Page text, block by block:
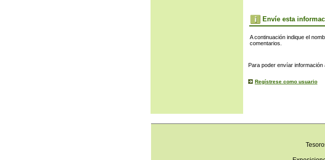
Envíe esta
A continuación indique el
comentarios.
Para poder envíar
Regístrese como usuario